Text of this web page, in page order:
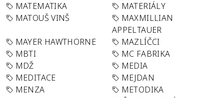
MATEMATIKA
MATERIÁLY
MATOUŠ VINŠ
MAXMILLIAN
APPELTAUER
MAYER HAWTHORNE
MAZLÍČCI
MBTI
MC FABRIKA
MDŽ
MEDIA
MEDITACE
MEJDAN
MENZA
METODIKA